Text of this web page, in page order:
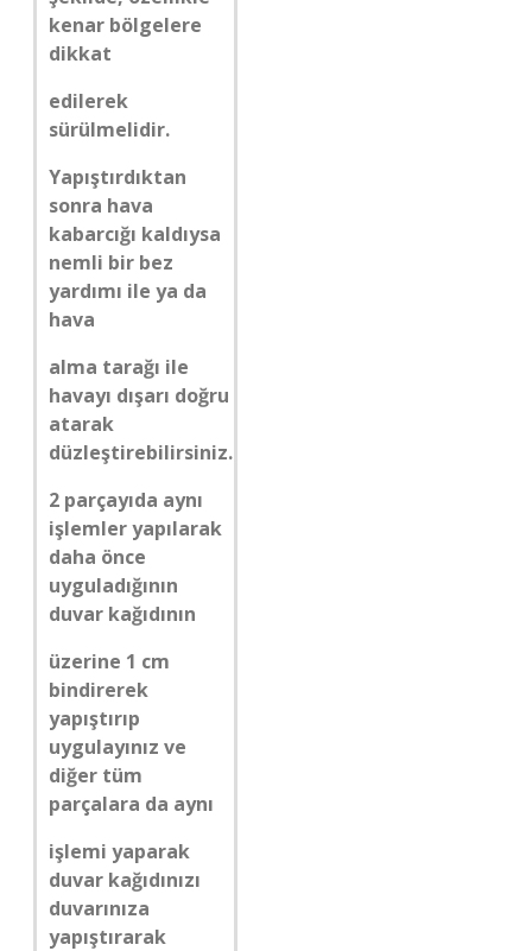
kenar bölgelere
dikkat
edilerek
sürülmelidir.
Yapıştırdıktan
sonra hava
kabarcığı kaldıysa
nemli bir bez
yardımı ile ya da
hava
alma tarağı ile
havayı dışarı doğru
atarak
düzleştirebilirsiniz.
2 parçayıda aynı
işlemler yapılarak
daha önce
uyguladığının
duvar kağıdının
üzerine 1 cm
bindirerek
yapıştırıp
uygulayınız ve
diğer tüm
parçalara da aynı
işlemi yaparak
duvar kağıdınızı
duvarınıza
yapıştırarak